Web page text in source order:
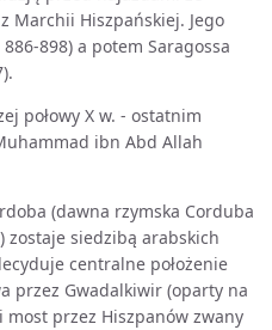
Marchii Hiszpańskiej. Jego
898) a potem Saragossa
połowy X w. - ostatnim
ibn Abd Allah
(dawna rzymska Corduba
zostaje siedzibą arabskich
centralne położenie
przez Gwadalkiwir (oparty na
most przez Hiszpanów zwany